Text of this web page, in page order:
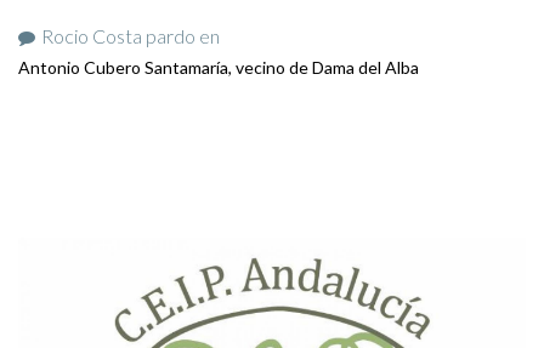
Rocio Costa pardo en
Antonio Cubero Santamaría, vecino de Dama del Alba